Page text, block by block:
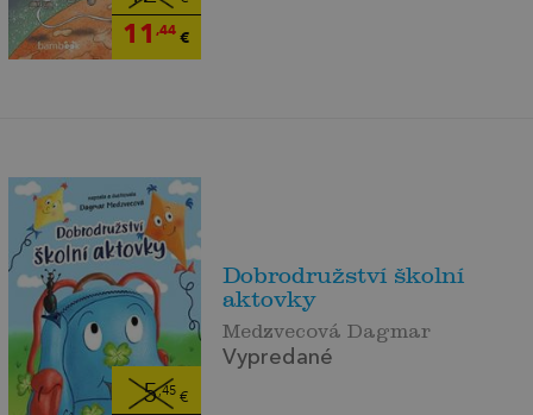
11 ,44€
5,45€
Dobrodružství školní
aktovky
Medzvecová Dagmar
Vypredané